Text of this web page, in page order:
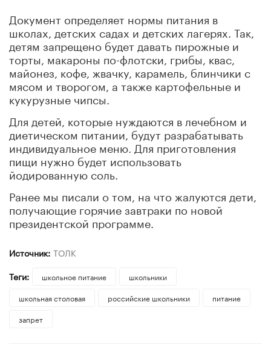
Документ определяет нормы питания в
школах, детских садах и детских лагерях. Так,
детям запрещено будет давать пирожные и
торты, макароны по-флотски, грибы, квас,
майонез, кофе, жвачку, карамель, блинчики с
мясом и творогом, а также картофельные и
кукурузные чипсы.
Для детей, которые нуждаются в лечебном и
диетическом питании, будут разрабатывать
индивидуальное меню. Для приготовления
пищи нужно будет использовать
йодированную соль.
Ранее мы писали о том, на что жалуются дети,
получающие горячие завтраки по новой
президентской программе
Источник: ТОЛК
Теги:
школьное питание
школьники
школьная столовая
российские школьники
питание
запрет